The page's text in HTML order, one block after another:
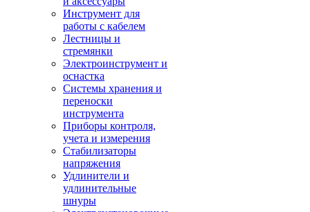
Инструмент для
работы с кабелем
Лестницы и
стремянки
Электроинструмент и
оснастка
Системы хранения и
переноски
инструмента
Приборы контроля,
учета и измерения
Стабилизаторы
напряжения
Удлинители и
удлинительные
шнуры